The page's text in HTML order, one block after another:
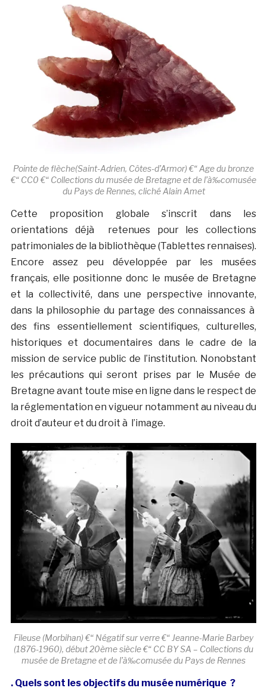
Pointe de flèche(Saint-Adrien, Côtes-d’Armor) €“ Age du bronze
€“ CC0 €“ Collections du musée de Bretagne et de l’à‰comusée
du Pays de Rennes, cliché Alain Amet
Cette proposition globale s’inscrit dans les
orientations déjà retenues pour les collections
patrimoniales de la bibliothèque (Tablettes rennaises).
Encore assez peu développée par les musées
français, elle positionne donc le musée de Bretagne
et la collectivité, dans une perspective innovante,
dans la philosophie du partage des connaissances à
des fins essentiellement scientifiques, culturelles,
historiques et documentaires dans le cadre de la
mission de service public de l’institution. Nonobstant
les précautions qui seront prises par le Musée de
Bretagne avant toute mise en ligne dans le respect de
la réglementation en vigueur notamment au niveau du
droit d’auteur et du droit à l’image.
Fileuse (Morbihan) €“ Négatif sur verre €“ Jeanne-Marie Barbey
(1876-1960), début 20ème siècle €“ CC BY SA – Collections du
musée de Bretagne et de l’à‰comusée du Pays de Rennes
. Quels sont les objectifs du musée numérique ?